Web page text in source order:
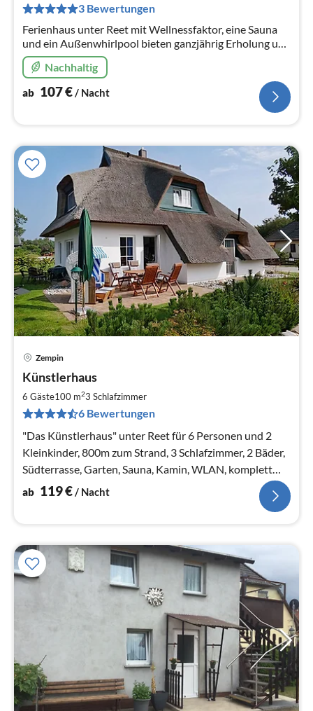
3 Bewertungen
Ferienhaus unter Reet mit Wellnessfaktor, eine Sauna
und ein Außenwhirlpool bieten ganzjährig Erholung und
Entspannung! Eingezäuntes Grundstück!
Nachhaltig
ab 107€/ Nacht
Zempin
Künstlerhaus
6 Gäste100 m23 Schlafzimmer
6 Bewertungen
"Das Künstlerhaus" unter Reet für 6 Personen und 2
Kleinkinder, 800m zum Strand, 3 Schlafzimmer, 2 Bäder,
Südterrasse, Garten, Sauna, Kamin, WLAN, komplett
umzäunt
ab 119€/ Nacht